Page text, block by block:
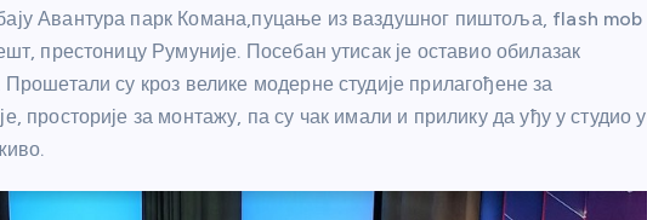
Авантура парк Комана,пуцање из ваздушног пиштоља, flash mob
престоницу Румуније. Посебан утисак је оставио обилазак
су кроз велике модерне студије прилагођене за
просторије за монтажу, па су чак имали и прилику да уђу у студио у